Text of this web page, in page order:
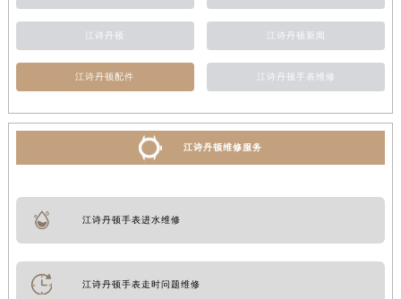
江诗丹顿 江诗丹顿新闻
江诗丹顿配件 江诗丹顿手表维修
江诗丹顿维修服务
江诗丹顿手表进水维修
江诗丹顿手表走时问题维修